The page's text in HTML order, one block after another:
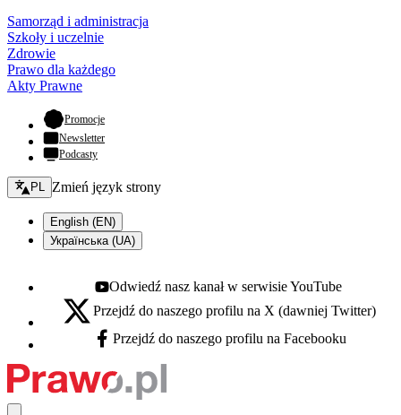
Samorząd i administracja
Szkoły i uczelnie
Zdrowie
Prawo dla każdego
Akty Prawne
Promocje- otwiera się w nowej karcie
Newsletter
Podcasty
Zmień język - bieżący:
PL Zmień język strony
English (EN)
Українська (UA)
Youtube - otwiera się w nowej karcie
Odwiedź nasz kanał w serwisie YouTube
X - otwiera się w nowej karcie
Przejdź do naszego profilu na X (dawniej Twitter)
Facebook - otwiera się w nowej karcie
Przejdź do naszego profilu na Facebooku